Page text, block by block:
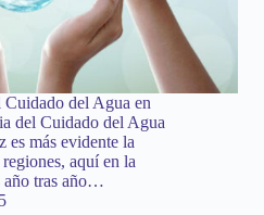
Cuidado del Agua en
del Cuidado del Agua
es más evidente la
aquí en la
año tras año…